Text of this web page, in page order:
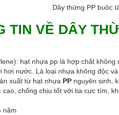
Dây thừng PP buộc
TIN VỀ DÂY
hạt nhựa pp là hợp chất
hơi nước. Là loại nhựa không độc
xuất từ hạt nhựa PP nguyên sinh,
cao, chống chịu tốt với tia cực tím,
năm